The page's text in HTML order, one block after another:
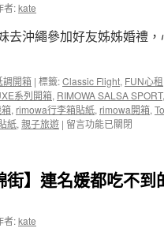
者:kate
去沖繩參加好友姊姊婚禮
調開箱 | 標籤:Classic Flight, FUN心租
系列開箱, RIMOWA SALSA SPORT,
, rimowa行李箱貼紙, rimowa開箱,
紙, 親子旅遊 | 在
FUN
留言功能已關閉
街】連名媛都吃不
者:kate